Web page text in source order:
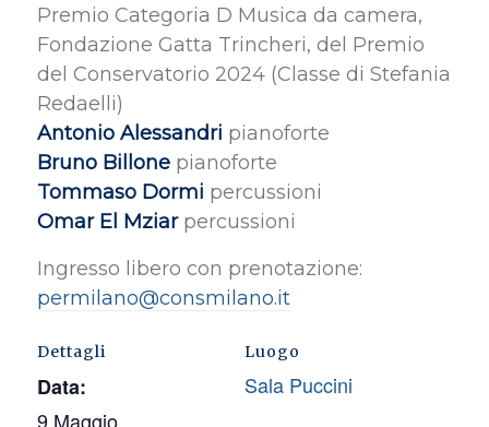
Premio Categoria D Musica da camera,
Fondazione Gatta Trincheri, del Premio
del Conservatorio 2024 (Classe di Stefania
Redaelli)
Antonio Alessandri pianoforte
Bruno Billonepianoforte
Tommaso Dormi percussioni
Omar El Mziarpercussioni
Ingresso libero con prenotazione:
permilano@consmilano.it
Dettagli
Data:
9 Maggio
Luogo
Sala Puccini